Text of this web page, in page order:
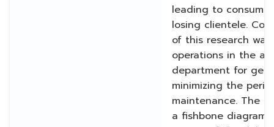
leading to
losing clientele.
of this research
operations in the
department for
minimizing the
maintenance. The
a fishbone